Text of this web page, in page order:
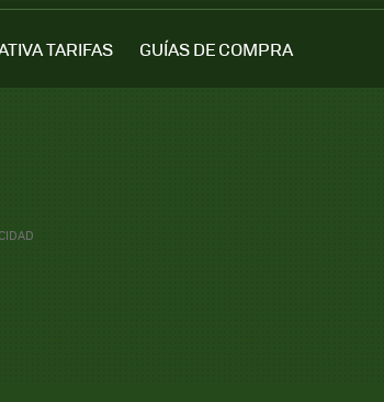
TARIFAS
GUÍAS DE COMPRA